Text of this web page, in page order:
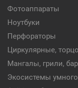
Фотоаппараты
Ноутбуки
Перфораторы
Циркулярные,
Мангалы, грили,
Экосистемы